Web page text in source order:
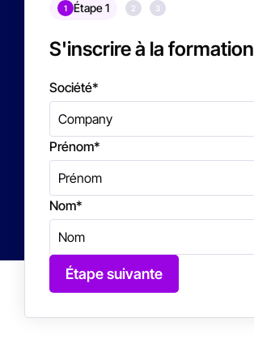
1 Étape 1 2 3
S'inscrire à la formation
Société*
Prénom*
Nom*
Étape suivante